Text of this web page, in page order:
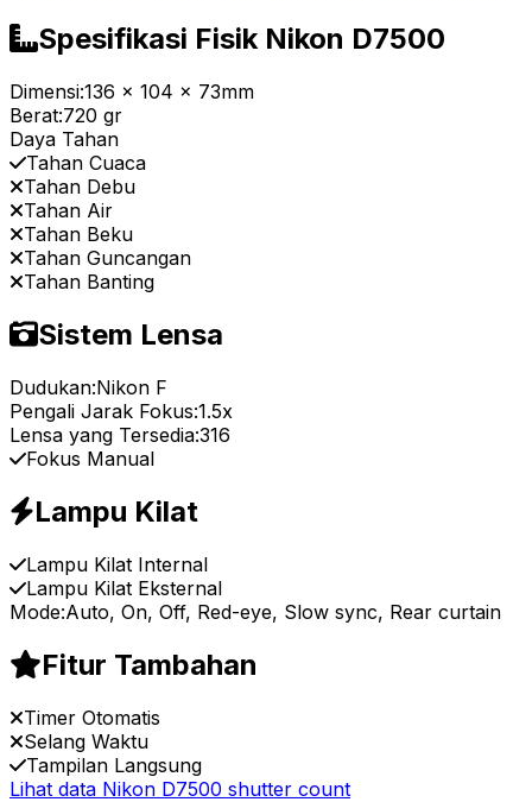
Spesifikasi Fisik Nikon D7500
Dimensi:136 x 104 x 73mm
Berat:720 gr
Daya Tahan
Tahan Cuaca
Tahan Debu
Tahan Air
Tahan Beku
Tahan Guncangan
Tahan Banting
Sistem Lensa
Dudukan:Nikon F
Pengali Jarak Fokus:1.5x
Lensa yang Tersedia:316
Fokus Manual
Lampu Kilat
Lampu Kilat Internal
Lampu Kilat Eksternal
Mode:Auto, On, Off, Red-eye, Slow sync, Rear curtain
Fitur Tambahan
Timer Otomatis
Selang Waktu
Tampilan Langsung
Lihat data Nikon D7500 shutter count